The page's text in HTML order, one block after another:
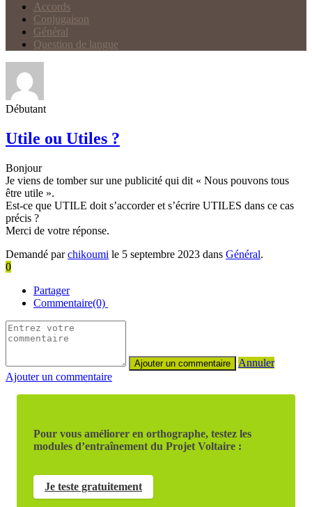
Accords
Conjugaison
Général
Question de langue
Débutant
Utile ou Utiles ?
Bonjour
Je viens de tomber sur une publicité qui dit « Nous pouvons tous
être utile ».
Est-ce que UTILE doit s’accorder et s’écrire UTILES dans ce cas
précis ?
Merci de votre réponse.
Demandé parchikoumi le 5 septembre 2023 dans Général.
0
Partager
Commentaire(0)
Annuler
Ajouter un commentaire
Pour vous améliorer en orthographe, testez les
modules d’entraînement du Projet Voltaire :
Je teste gratuitement